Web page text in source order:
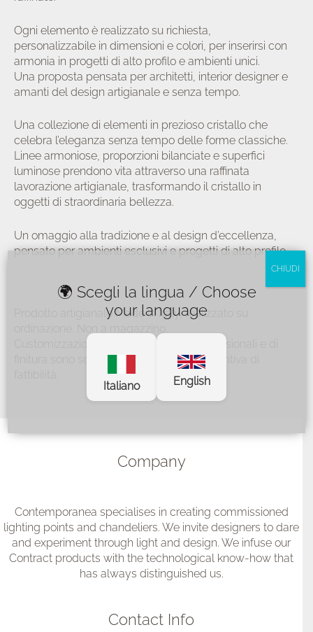
Ogni elemento è realizzato su richiesta,
personalizzabile in dimensioni e colori, per inserirsi con
armonia in progetti di alto profilo e ambienti unici.
Una proposta pensata per architetti, interior designer e
amanti del design artigianale e senza tempo.
Una collezione di elementi in prezioso cristallo che
celebra l’eleganza senza tempo delle forme classiche.
Linee armoniose, proporzioni bilanciate e superfici
luminose prendono vita attraverso una raffinata
lavorazione artigianale, trasformando il cristallo in
oggetti di straordinaria bellezza.
Un omaggio alla tradizione e al design d’eccellenza,
pensato per ambienti esclusivi e progetti di alto profilo.
Prodotto artigianale Made in Italy, realizzato su
finitura sono soggette a valutazione preventiva di
Company
Contemporanea specialises in creating commissioned
lighting points and chandeliers. We invite designers to dare
and experiment through light and design. We infuse our
Contract products with the technological know-how that
has always distinguished us.
Contact Info
🌍 Scegli la lingua / Choose
your language
Italiano English
CHIUDI